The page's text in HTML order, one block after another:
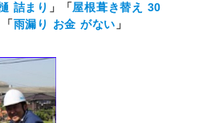
詰まり 」「屋根葺き替え 30
「雨漏り お金 がない 」